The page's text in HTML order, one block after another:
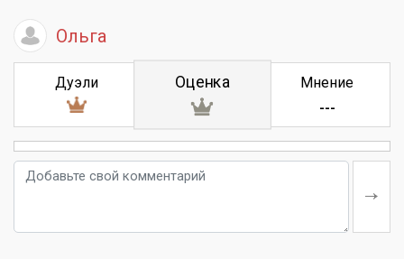
Ольга
Дуэли Оценка Мнение
---